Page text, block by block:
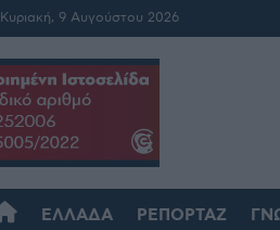
Κυριακή, 9 Αυγούστου 2026
ΕΛΛΆΔΑ ΡΕΠΟΡΤΆΖ